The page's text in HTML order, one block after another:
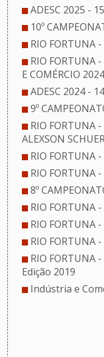
ADESC 2025 -
10º
RIO FORTUNA -
RIO FORTUNA -
E COMÉRCIO 2024
ADESC 2024 -
9º
RIO FORTUNA -
ALEXSON
RIO FORTUNA -
RIO FORTUNA -
8º
RIO FORTUNA -
RIO FORTUNA
RIO FORTUNA
RIO FORTUNA
Edição 2019
Indústria e